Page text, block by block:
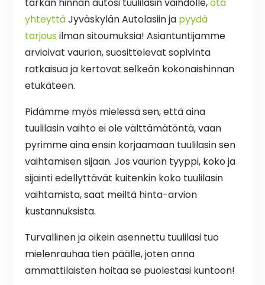
yhteyttäJyväskylän Autolasiin ja pyydä
tarjous ilman sitoumuksia! Asiantuntijamme
arvioivat vaurion, suosittelevat sopivinta
ratkaisua ja kertovat selkeän kokonaishinnan
etukäteen.
Pidämme myös mielessä sen, että aina
tuulilasin vaihto ei ole välttämätöntä, vaan
pyrimme aina ensin korjaamaan tuulilasin sen
vaihtamisen sijaan. Jos vaurion tyyppi, koko ja
sijainti edellyttävät kuitenkin koko tuulilasin
vaihtamista, saat meiltä hinta-arvion
kustannuksista.
Turvallinen ja oikein asennettu tuulilasi tuo
mielenrauhaa tien päälle, joten anna
ammattilaisten hoitaa se puolestasi kuntoon!